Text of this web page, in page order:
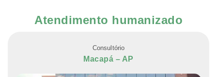
Atendimento humanizado
Consultório
Macapá – AP